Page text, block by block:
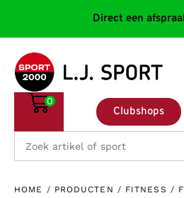
Direct een
Clubshops
0
HOME / PRODUCTEN / FITNESS /